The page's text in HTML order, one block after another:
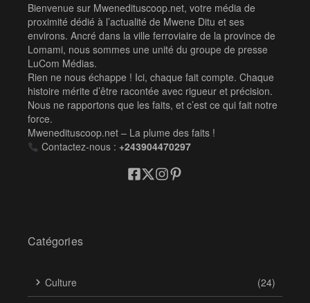
Bienvenue sur Mwenedituscoop.net, votre média de
proximité dédié à l’actualité de Mwene Ditu et ses
environs. Ancré dans la ville ferroviaire de la province de
Lomami, nous sommes une unité du groupe de presse
LuCom Médias.
Rien ne nous échappe ! Ici, chaque fait compte. Chaque
histoire mérite d’être racontée avec rigueur et précision.
Nous ne rapportons que les faits, et c’est ce qui fait notre
force.
Mwenedituscoop.net – La plume des faits !
Contactez-nous : +243904470297
Catégories
Culture (24)